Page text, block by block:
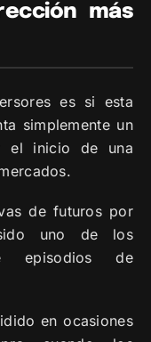
más
es si esta
simplemente un
el inicio de una
de futuros por
uno de los
episodios de
en ocasiones